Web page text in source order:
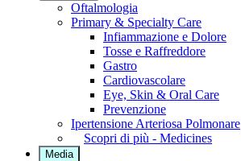
Oftalmologia
Primary & Specialty Care
Infiammazione e Dolore
Tosse e Raffreddore
Gastro
Cardiovascolare
Eye, Skin & Oral Care
Prevenzione
Ipertensione Arteriosa Polmonare
Scopri di più - Medicines
Media